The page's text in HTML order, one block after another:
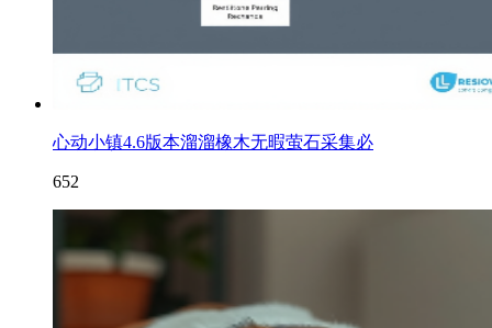
心动小镇4.6版本溜溜橡木无暇萤石采集必
652